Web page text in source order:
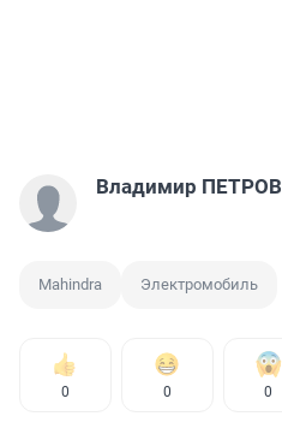
Владимир ПЕТРОВ
Mahindra Электромобиль
0 0 0